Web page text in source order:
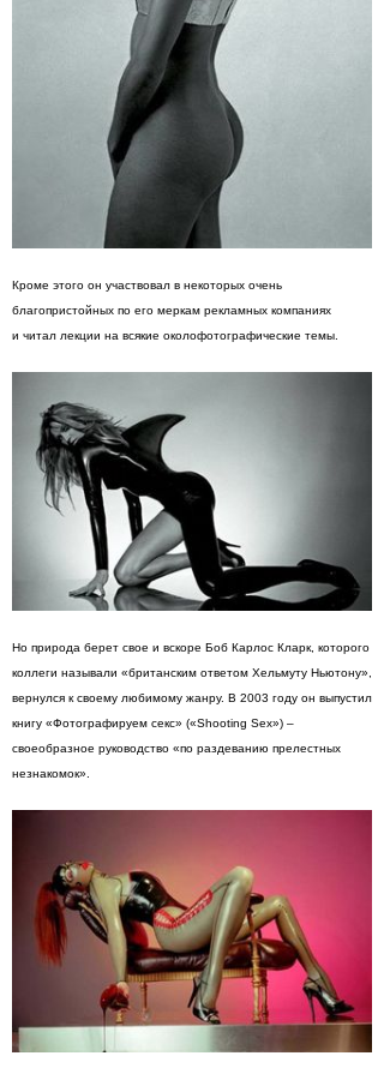
Кроме этого он участвовал в некоторых очень
благопристойных по его меркам рекламных компаниях
и читал лекции на всякие околофотографические темы.
Но природа берет свое и вскоре Боб Карлос Кларк, которого
коллеги называли «британским ответом Хельмуту Ньютону»,
вернулся к своему любимому жанру. В 2003 году он выпустил
книгу «Фотографируем секс» («Shooting Sex») –
своеобразное руководство «по раздеванию прелестных
незнакомок».